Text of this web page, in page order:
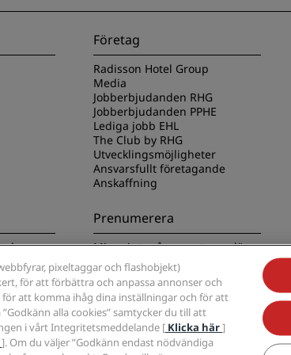
Företag
Radisson Hotel Group
Media
Jobberbjudanden RHG
Jobberbjudanden PPHE
Lediga jobb EHL
The Club by RHG
Utvecklingsmöjligheter
Ansvarsfullt företagande
Anskaffning
appen
Prenumerera
Missa inte våra mest populära
erbjudanden
Radisson, Radisson RED, Radisson Blu, Radisson Collection,
pixeltaggar och flashobjekt)
för att förbättra och anpassa annonser och
att komma ihåg dina inställningar och för att
alla cookies” samtycker du till att
i vårt Integritetsmeddelande [ Klicka här]
]. Om du väljer ”Godkänn endast nödvändiga